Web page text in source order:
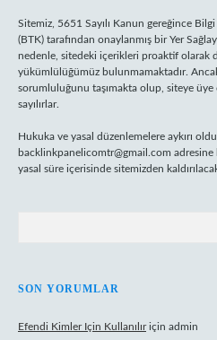
Sitemiz, 5651 Sayılı Kanun gereğince
(BTK) tarafından onaylanmış bir Yer
nedenle, sitedeki içerikleri proaktif olarak
yükümlülüğümüz bulunmamaktadır.
sorumluluğunu taşımakta olup, siteye
sayılırlar.
Hukuka ve yasal düzenlemelere aykırı
backlinkpanelicomtr@gmail.com
yasal süre içerisinde sitemizden
SON YORUMLAR
Efendi Kimler Için Kullanılıriçin admin